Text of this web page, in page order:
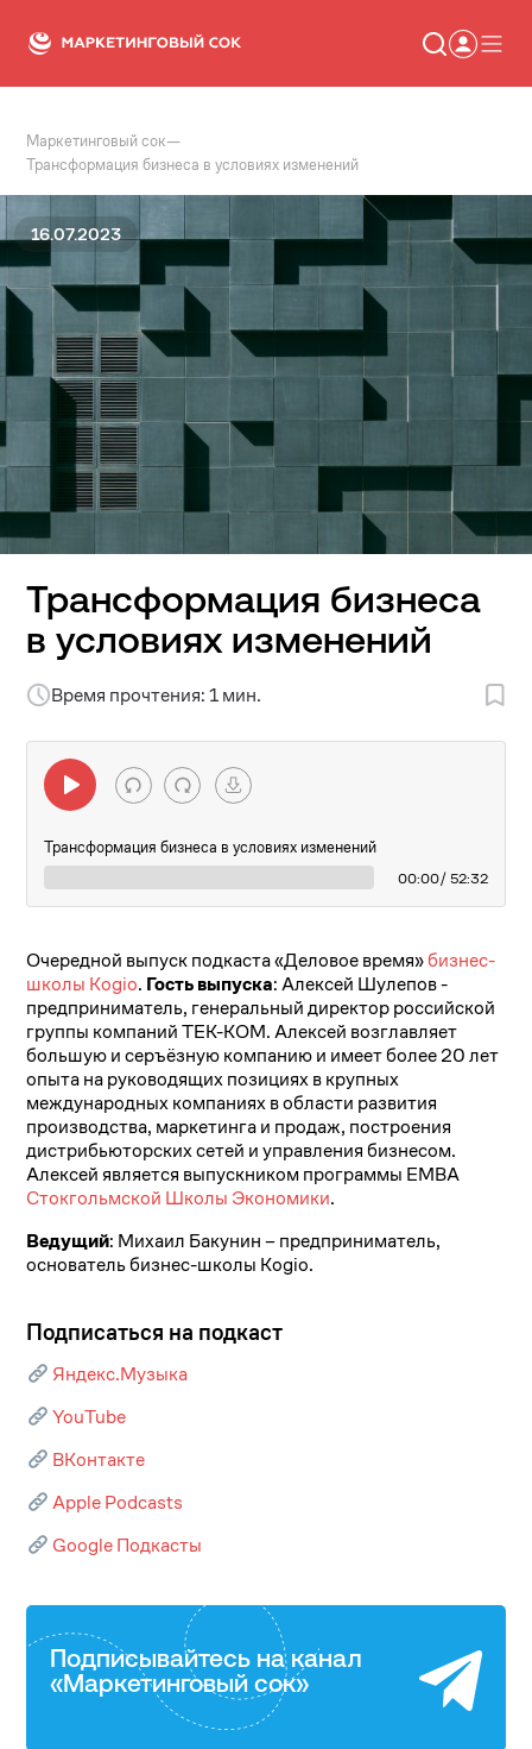
Статьи
Новости
Сервисы
Консалтинг
Маркетинговый сок—
Трансформация бизнеса в условиях изменений
16.07.2023
Трансформация бизнеса
в условиях изменений
Время прочтения: 1 мин.
Трансформация бизнеса в условиях изменений
00:00/ 52:32
Очередной выпуск подкаста «Деловое время»бизнес-
школы Kogio. Гость выпуска: Алексей Шулепов -
предприниматель, генеральный директор российской
группы компаний ТЕК-КОМ. Алексей возглавляет
большую и серъёзную компанию и имеет более 20 лет
опыта на руководящих позициях в крупных
международных компаниях в области развития
производства, маркетинга и продаж, построения
дистрибьюторских сетей и управления бизнесом.
Алексей является выпускником программы EMBA
Стокгольмской Школы Экономики.
Ведущий: Михаил Бакунин – предприниматель,
основатель бизнес-школы Kogio.
Подписаться на подкаст
Яндекс.Музыка
YouTube
ВКонтакте
Apple Podcasts
Google Подкасты
Подписывайтесь на канал
«Маркетинговый сок»